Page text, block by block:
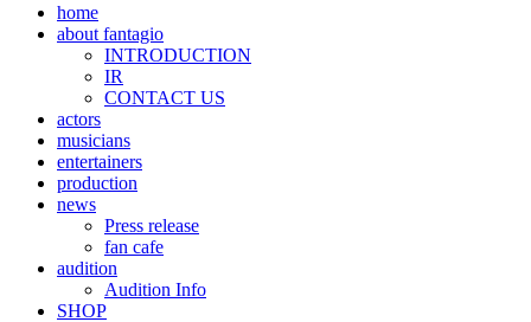
home
about fantagio
INTRODUCTION
IR
CONTACT US
actors
musicians
entertainers
production
news
Press release
fan cafe
audition
Audition Info
SHOP